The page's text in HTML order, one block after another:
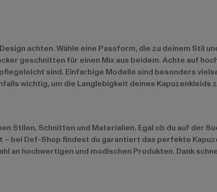
achten. Wähle eine Passform, die zu deinem Stil
geschnitten für einen Mix aus beidem. Achte auf
sind. Einfarbige Modelle sind besonders
wichtig, um die Langlebigkeit deines Kapuzenkleids
Stilen, Schnitten und Materialien. Egal ob du auf der
bei Def-Shop findest du garantiert das perfekte
an hochwertigen und modischen Produkten. Dank